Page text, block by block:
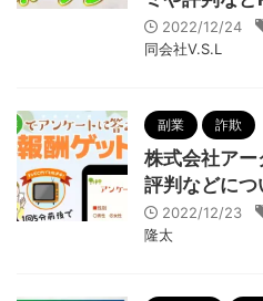
2022/12/24
同会社V.S.L
副業 詐欺
株式会社アー
評判などに
2022/12/23
隆太